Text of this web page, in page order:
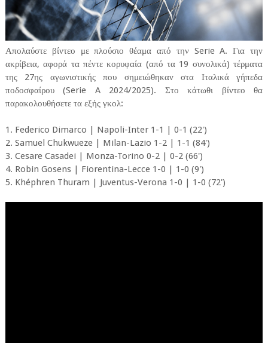
Απολαύστε βίντεο με πλούσιο θέαμα από την Serie A. Για την
ακρίβεια, αφορά τα πέντε κορυφαία (από τα 19 συνολικά) τέρματα
της 27ης αγωνιστικής που σημειώθηκαν στα Ιταλικά γήπεδα
ποδοσφαίρου (Serie A 2024/2025). Στο κάτωθι βίντεο θα
παρακολουθήσετε τα εξής γκολ:
1. Federico Dimarco | Napoli-Inter 1-1 | 0-1 (22')
2. Samuel Chukwueze | Milan-Lazio 1-2 | 1-1 (84')
3. Cesare Casadei | Monza-Torino 0-2 | 0-2 (66')
4. Robin Gosens | Fiorentina-Lecce 1-0 | 1-0 (9')
5. Khéphren Thuram | Juventus-Verona 1-0 | 1-0 (72')